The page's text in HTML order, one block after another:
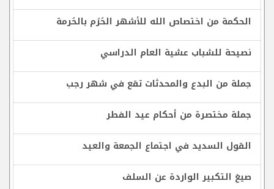
الحكمة من اختصاص الله للأشهر الحُرُم بالحُرمة
نصيحة للشباب عشية العام الدراسي
جملة من البدع والمحدثات تقع في شهر رجب
جملة مختصرة من أحكام عيد الفطر
القول السديد في اجتماع الجمعة والعيد
صيغ التكبير الواردة عن السلف